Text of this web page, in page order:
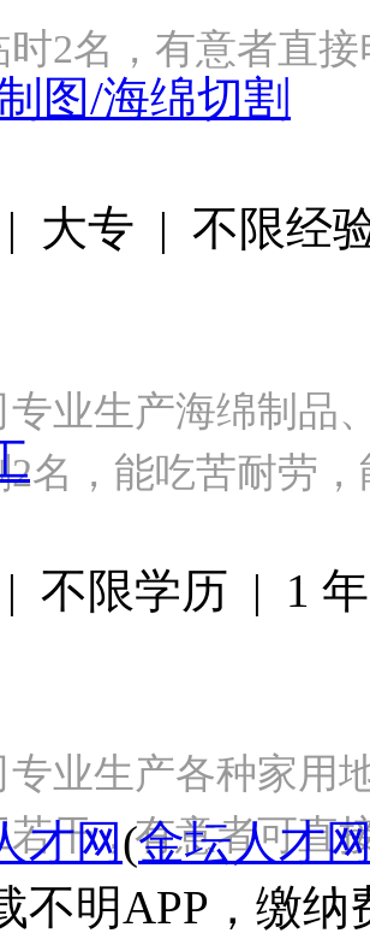
时2名，有意者直
图/海绵切割
大专 | 不限经
专业生产海绵制品
2名，能吃苦耐劳
不限学历 | 1
专业生产各种家用
若干，有意者可
才网(金坛人才
不明APP，缴